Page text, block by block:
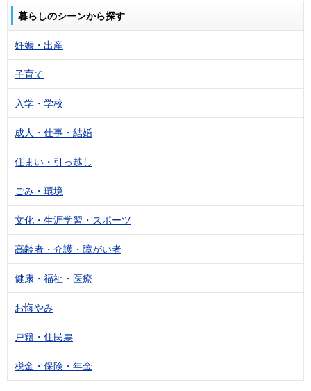
暮らしのシーンから探す
妊娠・出産
子育て
入学・学校
成人・仕事・結婚
住まい・引っ越し
ごみ・環境
文化・生涯学習・スポーツ
高齢者・介護・障がい者
健康・福祉・医療
お悔やみ
戸籍・住民票
税金・保険・年金